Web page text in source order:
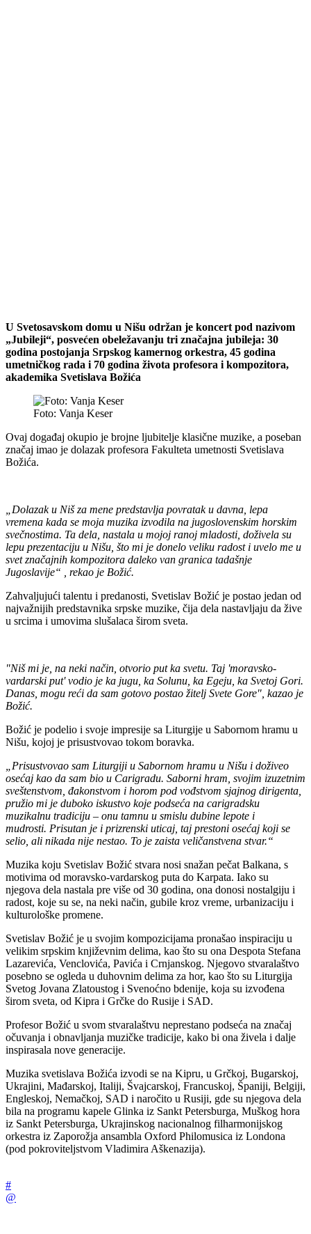
U Svetosavskom domu u Nišu održan je koncert pod nazivom
„Jubileji“, posvećen obeležavanju tri značajna jubileja: 30
godina postojanja Srpskog kamernog orkestra, 45 godina
umetničkog rada i 70 godina života profesora i kompozitora,
akademika Svetislava Božića
Foto: Vanja Keser
Ovaj događaj okupio je brojne ljubitelje klasične muzike, a poseban
značaj imao je dolazak profesora Fakulteta umetnosti Svetislava
Božića.
„Dolazak u Niš za mene predstavlja povratak u davna, lepa
vremena kada se moja muzika izvodila na jugoslovenskim horskim
svečnostima. Ta dela, nastala u mojoj ranoj mladosti, doživela su
lepu prezentaciju u Nišu, što mi je donelo veliku radost i uvelo me u
svet značajnih kompozitora daleko van granica tadašnje
Jugoslavije“ , rekao je Božić.
Zahvaljujući talentu i predanosti, Svetislav Božić je postao jedan od
najvažnijih predstavnika srpske muzike, čija dela nastavljaju da žive
u srcima i umovima slušalaca širom sveta.
"Niš mi je, na neki način, otvorio put ka svetu. Taj 'moravsko-
vardarski put' vodio je ka jugu, ka Solunu, ka Egeju, ka Svetoj Gori.
Danas, mogu reći da sam gotovo postao žitelj Svete Gore", kazao je
Božić.
Božić je podelio i svoje impresije sa Liturgije u Sabornom hramu u
Nišu, kojoj je prisustvovao tokom boravka.
„Prisustvovao sam Liturgiji u Sabornom hramu u Nišu i doživeo
osećaj kao da sam bio u Carigradu. Saborni hram, svojim izuzetnim
sveštenstvom, đakonstvom i horom pod vođstvom sjajnog dirigenta,
pružio mi je duboko iskustvo koje podseća na carigradsku
muzikalnu tradiciju – onu tamnu u smislu dubine lepote i
mudrosti. Prisutan je i prizrenski uticaj, taj prestoni osećaj koji se
selio, ali nikada nije nestao. To je zaista veličanstvena stvar.“
Muzika koju Svetislav Božić stvara nosi snažan pečat Balkana, s
motivima od moravsko-vardarskog puta do Karpata. Iako su
njegova dela nastala pre više od 30 godina, ona donosi nostalgiju i
radost, koje su se, na neki način, gubile kroz vreme, urbanizaciju i
kulturološke promene.
Svetislav Božić je u svojim kompozicijama pronašao inspiraciju u
velikim srpskim književnim delima, kao što su ona Despota Stefana
Lazarevića, Venclovića, Pavića i Crnjanskog. Njegovo stvaralaštvo
posebno se ogleda u duhovnim delima za hor, kao što su Liturgija
Svetog Jovana Zlatoustog i Svenoćno bdenije, koja su izvođena
širom sveta, od Kipra i Grčke do Rusije i SAD.
Profesor Božić u svom stvaralaštvu neprestano podseća na značaj
očuvanja i obnavljanja muzičke tradicije, kako bi ona živela i dalje
inspirasala nove generacije.
Muzika svetislava Božića izvodi se na Kipru, u Grčkoj, Bugarskoj,
Ukrajini, Mađarskoj, Italiji, Švajcarskoj, Francuskoj, Španiji, Belgiji,
Engleskoj, Nemačkoj, SAD i naročito u Rusiji, gde su njegova dela
bila na programu kapele Glinka iz Sankt Petersburga, Muškog hora
iz Sankt Petersburga, Ukrajinskog nacionalnog filharmonijskog
orkestra iz Zaporožja ansambla Oxford Philomusica iz Londona
(pod pokroviteljstvom Vladimira Aškenazija).
#
@